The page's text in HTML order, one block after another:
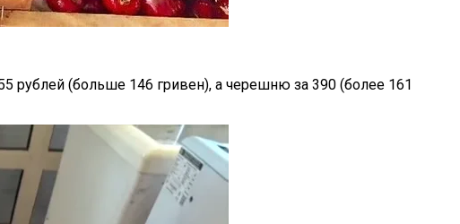
рублей (больше 146 гривен), а черешню за 390 (более 161